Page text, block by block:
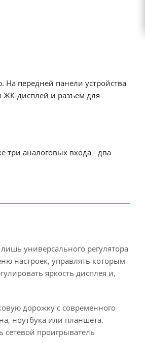
передней панели устройства
дисплей и разъем для
три аналоговых входа - два
универсального регулятора
настроек, управлять которым
яркость дисплея и,
дорожку с современного
ноутбука или планшета.
сетевой проигрыватель